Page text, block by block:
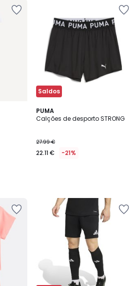
Saldos
PUMA
Calções de desporto STRONG
27.99 €
22.11 € -21%